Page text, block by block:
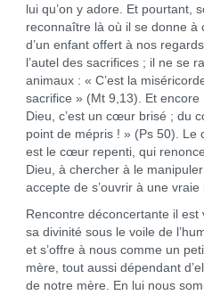
lui qu’on y adore. Et pourtant,
reconnaître là où il se donne à
d’un enfant offert à nos
l’autel des sacrifices ; il ne se
animaux : « C’est la
sacrifice » (Mt 9,13). Et
Dieu, c’est un cœur brisé ; du
point de mépris ! » (Ps 50).
est le cœur repenti, qui
Dieu, à chercher à le
accepte de s’ouvrir à une
Rencontre déconcertante il
sa divinité sous le voile de
et s’offre à nous comme un
mère, tout aussi dépendant
de notre mère. En lui nous